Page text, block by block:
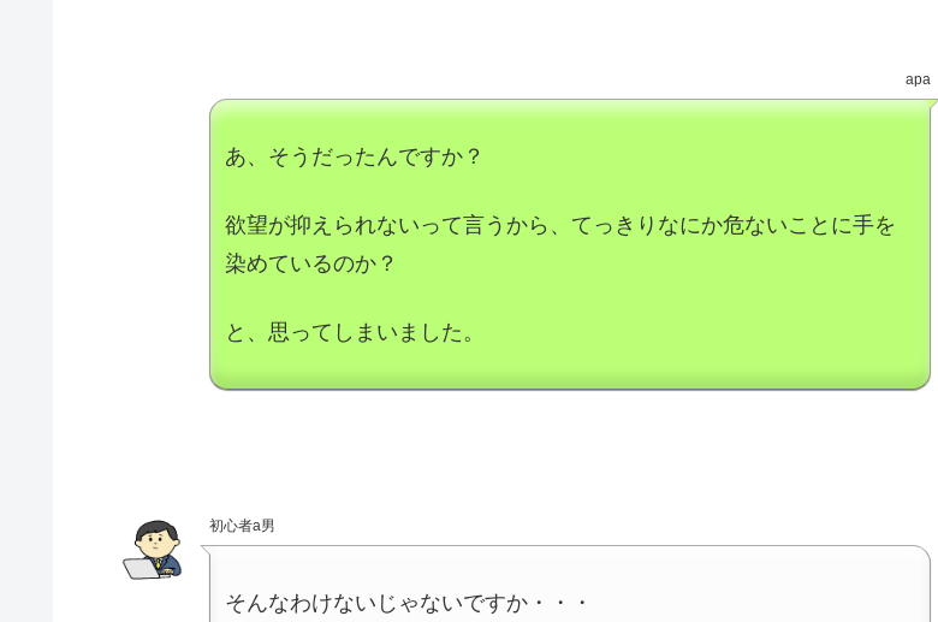
apa
あ、そうだったんですか？
欲望が抑えられないって言うから、てっきりなにか危ないことに手を
染めているのか？
と、思ってしまいました。
初心者a男
そんなわけないじゃないですか・・・